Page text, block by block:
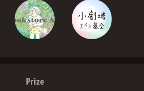
Prize